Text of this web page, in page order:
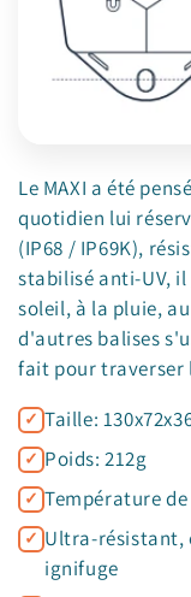
Le MAXI a été
quotidien lui
(IP68 / IP69K),
stabilisé anti-UV,
soleil, à la pluie,
d'autres balises
fait pour traverser
Taille:
Poids: 212g
Température de
Ultra-résistant,
ignifuge